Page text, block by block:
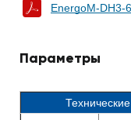
EnergoM-DH3-
Параметры